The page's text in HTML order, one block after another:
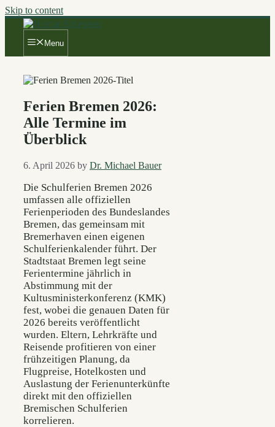
Skip to content
Menu
Ferien Bremen 2026:
Alle Termine im
Überblick
6. April 2026 by Dr. Michael Bauer
Die Schulferien Bremen 2026
umfassen alle offiziellen
Ferienperioden des Bundeslandes
Bremen, das gemeinsam mit
Bremerhaven einen eigenen
Schulferienkalender führt. Der
Stadtstaat Bremen legt seine
Ferientermine jährlich in
Abstimmung mit der
Kultusministerkonferenz (KMK)
fest, wobei die genauen Daten für
2026 bereits veröffentlicht
wurden. Eltern, Lehrkräfte und
Reisende profitieren von einer
frühzeitigen Planung, da
Flugpreise, Hotelkosten und
Auslastung der Ferienunterkünfte
direkt mit den offiziellen
Bremischen Schulferien
korrelieren.